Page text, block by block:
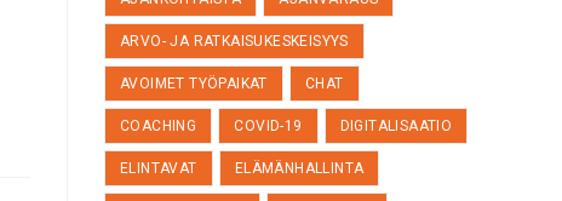
ARVO- JA RATKAISUKESKEISYYS
AVOIMET TYÖPAIKAT CHAT
COACHING COVID-19 DIGITALISAATIO
ELINTAVAT ELÄMÄNHALLINTA